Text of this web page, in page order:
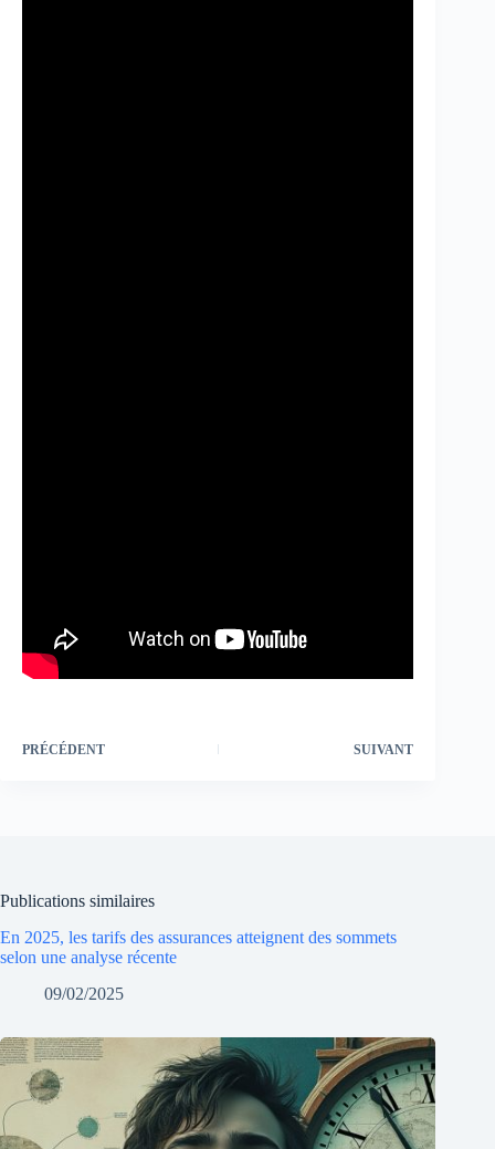
PRÉCÉDENT SUIVANT
Publications similaires
En 2025, les tarifs des assurances atteignent des sommets
selon une analyse récente
09/02/2025